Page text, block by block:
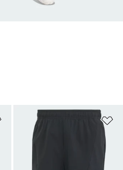
Ajouter à la Liste de produits